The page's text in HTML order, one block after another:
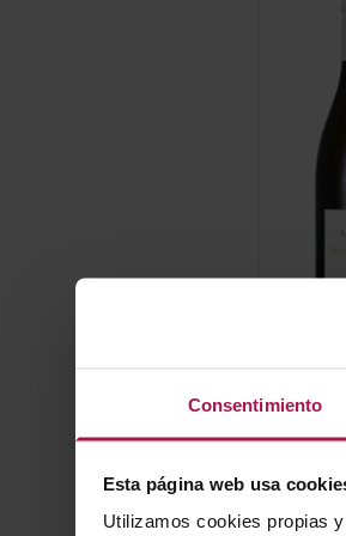
Consentimiento
Esta página web usa
Utilizamos cookies propias
RISCAL
ECO